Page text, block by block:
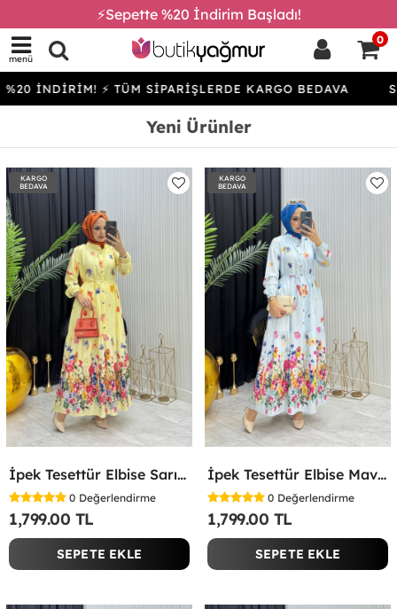
⚡Sepette %20 İndirim Başladı!
menü
0
⚡ TÜM SİPARİŞLERDE KARGO BEDAVA SEPETTE
Yeni Ürünler
KARGO
BEDAVA
İpek Tesettür Elbise Sarı Sarı
0 Değerlendirme
1,799.00 TL
SEPETE EKLE
KARGO
BEDAVA
İpek Tesettür Elbise Mavi Mavi
0 Değerlendirme
1,799.00 TL
SEPETE EKLE